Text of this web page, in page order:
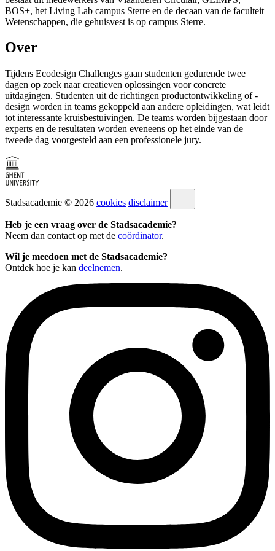
BOS+, het Living Lab campus Sterre en de decaan van de faculteit
Wetenschappen, die gehuisvest is op campus Sterre.
Over
Tijdens Ecodesign Challenges gaan studenten gedurende twee
dagen op zoek naar creatieven oplossingen voor concrete
uitdagingen. Studenten uit de richtingen productontwikkeling of -
design worden in teams gekoppeld aan andere opleidingen, wat leidt
tot interessante kruisbestuivingen. De teams worden bijgestaan door
experts en de resultaten worden eveneens op het einde van de
tweede dag voorgesteld aan een professionele jury.
Stadsacademie © 2026 cookies disclaimer
Heb je een vraag over de Stadsacademie?
Neem dan contact op met de coördinator.
Wil je meedoen met de Stadsacademie?
Ontdek hoe je kan deelnemen.